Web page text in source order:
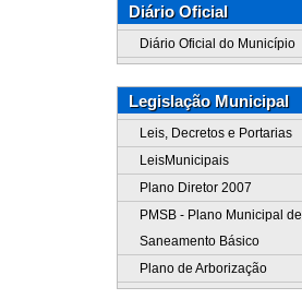
Diário Oficial
Diário Oficial do Município
Legislação Municipal
Leis, Decretos e Portarias
LeisMunicipais
Plano Diretor 2007
PMSB - Plano Municipal de
Saneamento Básico
Plano de Arborização